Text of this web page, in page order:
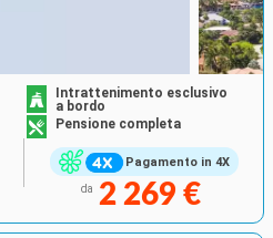
Pagamento in 4X
Intrattenimento esclusivo
a bordo
Pensione completa
da 2 269 €